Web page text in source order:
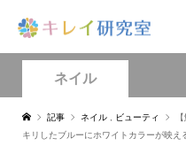
ネイル
記事 ネイル ビューティ
キリしたブルーにホワイトカラーが映え